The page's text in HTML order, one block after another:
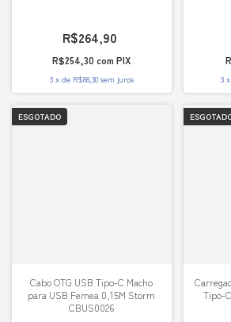
R$264,90
R$254,30 com PIX
3 x de R$88,30 sem juros 3
ESGOTADO
Cabo OTG USB Tipo-C Macho
para USB Femea 0,15M Storm
CBUS0026
Tipo-